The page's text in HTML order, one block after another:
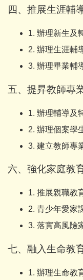
四、推展生涯輔
1. 辦理新生及
2. 辦理生涯輔
3. 辦理畢業輔
五、提昇教師專
1. 辦理輔導及
2. 辦理個案學
3. 建立教師專
六、強化家庭教
1. 推展親職教
2. 青少年愛家
3. 落實高風險
七、融入生命教
1. 辦理生命教